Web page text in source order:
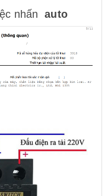
nhấn auto